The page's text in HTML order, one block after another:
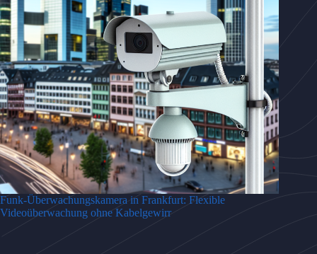
Funk-Überwachungskamera in Frankfurt: Flexible
Videoüberwachung ohne Kabelgewirr